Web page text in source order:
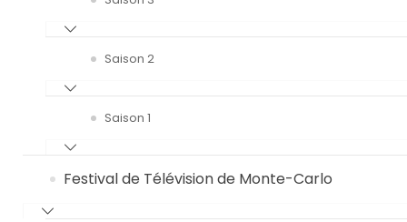
Saison 2
Saison 1
Festival de Télévision de Monte-Carlo